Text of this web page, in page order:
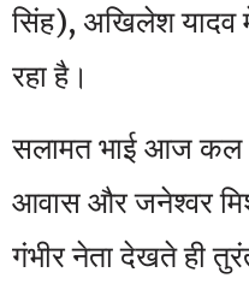
सिंह), अखिलेश यादव
रहा है।
सलामत भाई आज कल
आवास और जनेश्वर
गंभीर नेता देखते ही